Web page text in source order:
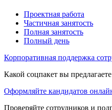
Проектная работа
Частичная занятость
Полная занятость
Полный день
Корпоративная поддержка
Какой соцпакет вы
Оформляйте кандидатов
Проверяйте сотрудников и